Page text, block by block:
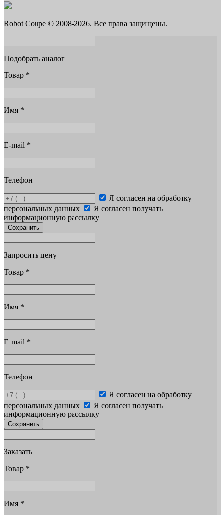
Robot Coupe © 2008-2026. Все права защищены.
Подобрать аналог
Товар *
Имя *
E-mail *
Телефон
Я согласен на обработку
персональных данных
Я согласен получать
информационную рассылку
Сохранить
Запросить цену
Товар *
Имя *
E-mail *
Телефон
Я согласен на обработку
персональных данных
Я согласен получать
информационную рассылку
Сохранить
Заказать
Товар *
Имя *